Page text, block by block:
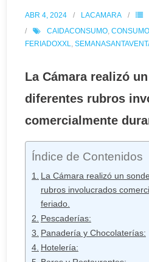
ABR 4, 2024 LACAMARA
CAIDACONSUMO,
FERIADOXXL,
La Cámara realizó
diferentes rubros
comercialmente
Índice de Contenidos
La Cámara realizó un
rubros involucrados
feriado.
Pescaderías:
Panadería y Chocolaterías:
Hotelería: